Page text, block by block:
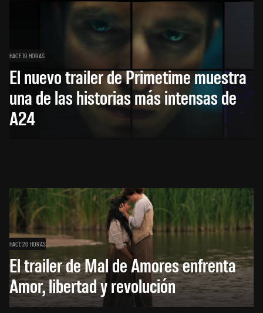
HACE 19 HORAS
El nuevo trailer de Primetime muestra
una de las historias más intensas de
A24
HACE 20 HORAS
El trailer de Mal de Amores enfrenta
Amor, libertad y revolución